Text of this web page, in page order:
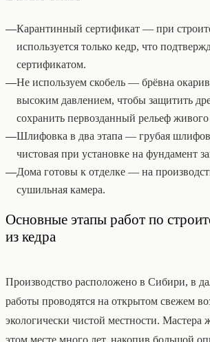
—Карантинный сертификат — при
используется только кедр, что
сертификатом.
—Не используем скобель — брёвна
высоким давлением, чтобы защитить
сохранить первозданный рельеф живого
—Шлифовка в два этапа — грубая
чистовая при установке на фундамент
—Дома готовы к отделке — на
сушильная камера.
Основные этапы работ по
из кедра
Производство расположено в Сибири, в
работы проводятся на открытом свежем
экологически чистой местности. Мастера
этом месте много лет, накопив большой